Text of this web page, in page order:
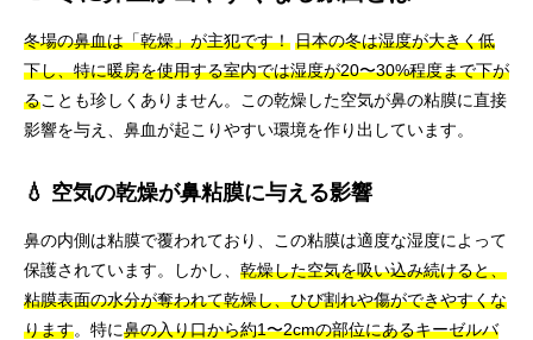
冬場の鼻血は「乾燥」が主犯です！ 日本の冬は湿度が大きく低
下し、特に暖房を使用する室内では湿度が20〜30%程度まで下が
ることも珍しくありません。この乾燥した空気が鼻の粘膜に直接
影響を与え、鼻血が起こりやすい環境を作り出しています。
💧 空気の乾燥が鼻粘膜に与える影響
鼻の内側は粘膜で覆われており、この粘膜は適度な湿度によって
保護されています。しかし、 乾燥した空気を吸い込み続けると、
粘膜表面の水分が奪われて乾燥し、ひび割れや傷ができやすくな
ります。特に鼻の入り口から約1〜2cmの部位にあるキーゼルバ